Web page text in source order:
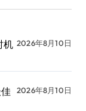
机 2026年8月10日
2026年8月10日